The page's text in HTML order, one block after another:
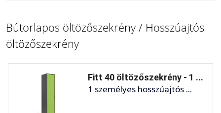
Bútorlapos öltözőszekrény / Hosszúajtós
öltözőszekrény
Fitt 40 öltözőszekrény - 1 ...
1 személyes hosszúajtós ...